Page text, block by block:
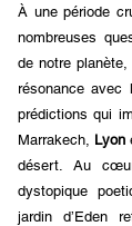
À une période
nombreuses
de notre planète,
résonance avec l
prédictions qui
Marrakech, Lyon
désert. Au
dystopique
jardin d’Eden